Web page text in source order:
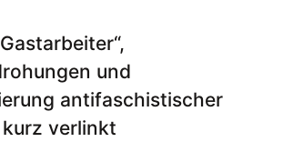
und
antifaschistischer
verlinkt